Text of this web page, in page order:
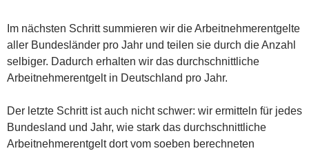
Im nächsten Schritt summieren wir die Arbeitnehmerentgelte
aller Bundesländer pro Jahr und teilen sie durch die Anzahl
selbiger. Dadurch erhalten wir das durchschnittliche
Arbeitnehmerentgelt in Deutschland pro Jahr.
Der letzte Schritt ist auch nicht schwer: wir ermitteln für jedes
Bundesland und Jahr, wie stark das durchschnittliche
Arbeitnehmerentgelt dort vom soeben berechneten